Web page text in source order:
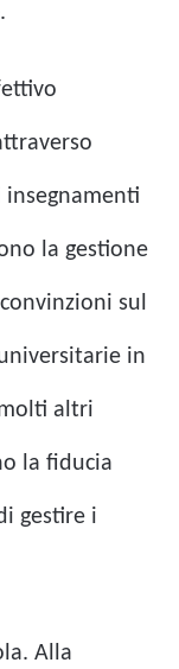
la gestione
sul
in
altri
la fiducia
gestire i
Alla